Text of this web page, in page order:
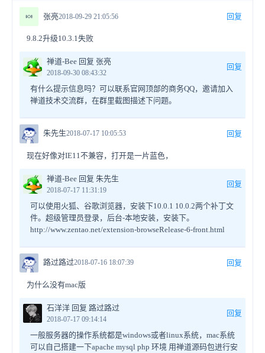
🍬 张亮2018-09-29 21:05:56 回复
9.8.2升级10.3.1失败
禅道-Bee 回复 张亮
2018-09-30 08:43:32
回复
有什么提示信息吗？可以联系官网顶部的商务QQ，邀请加入
禅道技术交流群，在群里截图描述下问题。
朱先生2018-07-17 10:05:53 回复
现在好像对IE11不兼容，打开是一片蓝色，
禅道-Bee 回复 朱先生
2018-07-17 11:31:19
回复
可以使用火狐、谷歌浏览器，安装下10.0.1 10.0.2两个补丁文
件。超级管理员登录，后台-本地安装，安装下。
http://www.zentao.net/extension-browseRelease-6-front.html
路过路过2018-07-16 18:07:39 回复
为什么没有mac版
石洋洋 回复 路过路过
2018-07-17 09:14:14
回复
一般服务器的操作系统都是windows或者linux系统，mac系统
可以自己搭建一下apache mysql php 环境 用禅道源码包进行安